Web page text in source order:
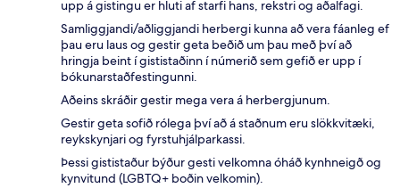
upp á gistingu er hluti af starfi hans, rekstri og aðalfagi.
Samliggjandi/aðliggjandi herbergi kunna að vera fáanleg ef
þau eru laus og gestir geta beðið um þau með því að
hringja beint í gististaðinn í númerið sem gefið er upp í
bókunarstaðfestingunni.
Aðeins skráðir gestir mega vera á herbergjunum.
Gestir geta sofið rólega því að á staðnum eru slökkvitæki,
reykskynjari og fyrstuhjálparkassi.
Þessi gististaður býður gesti velkomna óháð kynhneigð og
kynvitund (LGBTQ+ boðin velkomin).